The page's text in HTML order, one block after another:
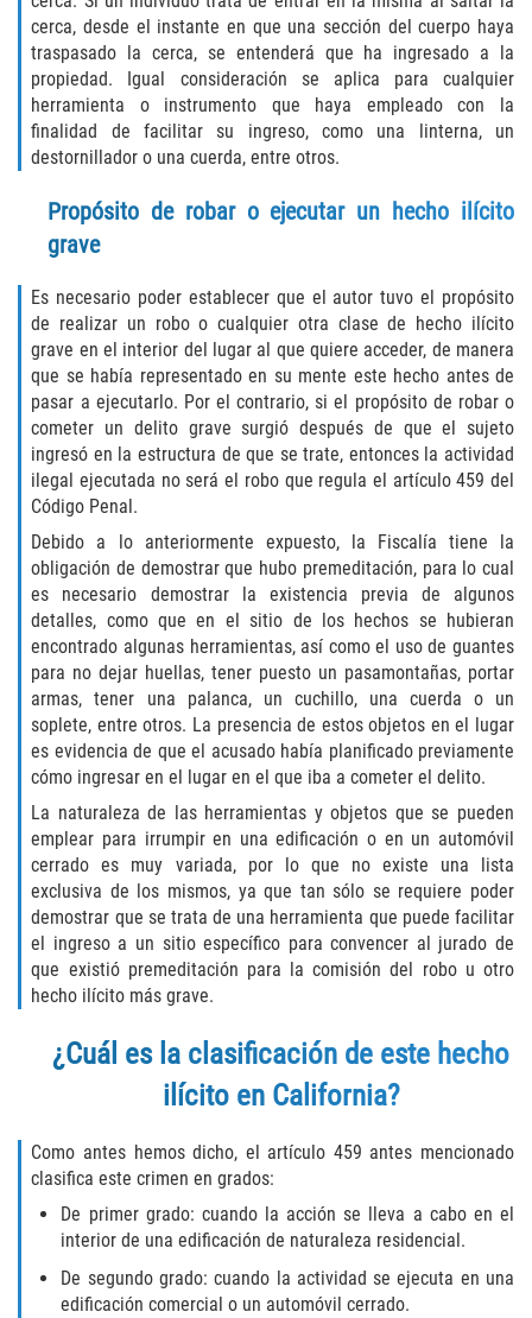
Posesión de una Sustancia
Controlada para la Venta
Posesión de Marihuana
Posesión De Metanfetamina
Programa de Desviación Previo al
Juicio
Controladas Para La Venta
Delitos de Fraude
Fraude al Sistema de Salud
Fraude A La Compensación A los
Trabajadores
Fraude con Cheques
Fraude de Juego
Fraude de Seguro de Auto
Fraude de Tarjeta de Crédito
Fraude del Bienestar Público
Fraude Del Seguro De Desempleo
Fraude Inmobiliario
Práctica No Autorizada de la
Medicina
Delitos de Hurto
Hurto en Tiendas
Hurto Menor
Recepción de Propiedad Robada
Robo
cerca, desde el instante en que una sección del cuerpo haya
traspasado la cerca, se entenderá que ha ingresado a la
propiedad. Igual consideración se aplica para cualquier
herramienta o instrumento que haya empleado con la
finalidad de facilitar su ingreso, como una linterna, un
destornillador o una cuerda, entre otros.
Propósito de robar o ejecutar un hecho ilícito
grave
Es necesario poder establecer que el autor tuvo el propósito
de realizar un robo o cualquier otra clase de hecho ilícito
grave en el interior del lugar al que quiere acceder, de manera
que se había representado en su mente este hecho antes de
pasar a ejecutarlo. Por el contrario, si el propósito de robar o
cometer un delito grave surgió después de que el sujeto
ingresó en la estructura de que se trate, entonces la actividad
ilegal ejecutada no será el robo que regula el artículo 459 del
Código Penal.
Debido a lo anteriormente expuesto, la Fiscalía tiene la
obligación de demostrar que hubo premeditación, para lo cual
es necesario demostrar la existencia previa de algunos
detalles, como que en el sitio de los hechos se hubieran
encontrado algunas herramientas, así como el uso de guantes
para no dejar huellas, tener puesto un pasamontañas, portar
armas, tener una palanca, un cuchillo, una cuerda o un
soplete, entre otros. La presencia de estos objetos en el lugar
es evidencia de que el acusado había planificado previamente
cómo ingresar en el lugar en el que iba a cometer el delito.
La naturaleza de las herramientas y objetos que se pueden
emplear para irrumpir en una edificación o en un automóvil
cerrado es muy variada, por lo que no existe una lista
exclusiva de los mismos, ya que tan sólo se requiere poder
demostrar que se trata de una herramienta que puede facilitar
el ingreso a un sitio específico para convencer al jurado de
que existió premeditación para la comisión del robo u otro
hecho ilícito más grave.
¿Cuál es la clasificación de este hecho
ilícito en California?
Como antes hemos dicho, el artículo 459 antes mencionado
clasifica este crimen en grados:
De primer grado: cuando la acción se lleva a cabo en el
interior de una edificación de naturaleza residencial.
De segundo grado: cuando la actividad se ejecuta en una
edificación comercial o un automóvil cerrado.